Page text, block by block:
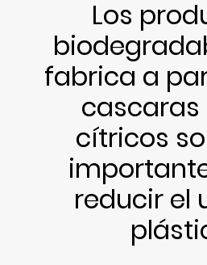
Los
fabrica a
cascaras
cítricos
reducir el